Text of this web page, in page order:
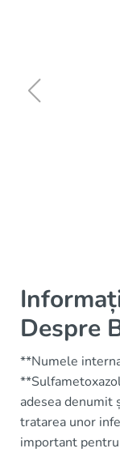
Despre
**Numele
adesea denumit
tratarea unor
important